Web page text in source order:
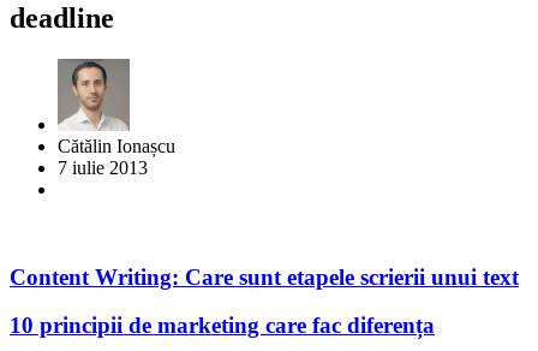
deadline
Cătălin Ionașcu
7 iulie 2013
Content Writing: Care sunt etapele scrierii unui text
10 principii de marketing care fac diferența